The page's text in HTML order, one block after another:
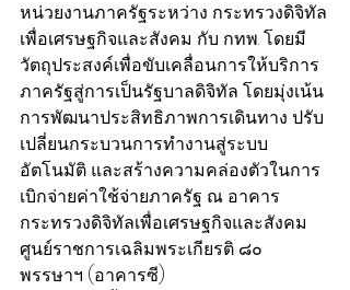
หน่วยงานภาครัฐระหว่าง กระทรวงดิจิทัล
เพื่อเศรษฐกิจและสังคม กับ กทพ. โดยมี
วัตถุประสงค์เพื่อขับเคลื่อนการให้บริการ
ภาครัฐสู่การเป็นรัฐบาลดิจิทัล โดยมุ่งเน้น
การพัฒนาประสิทธิภาพการเดินทาง ปรับ
เปลี่ยนกระบวนการทำงานสู่ระบบ
อัตโนมัติ และสร้างความคล่องตัวในการ
เบิกจ่ายค่าใช้จ่ายภาครัฐ ณ อาคาร
กระทรวงดิจิทัลเพื่อเศรษฐกิจและสังคม
ศูนย์ราชการเฉลิมพระเกียรติ ๘๐
พรรษาฯ (อาคารซี)